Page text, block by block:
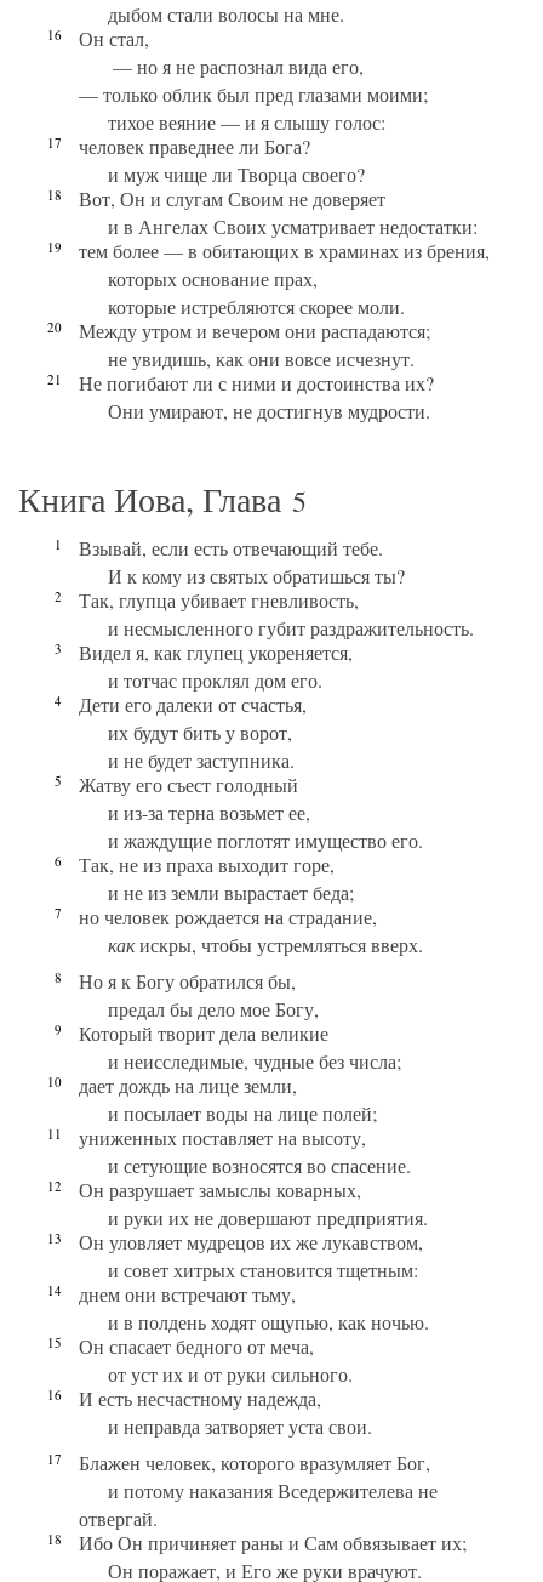
дыбом стали волосы на мне.
16
Он стал,
— но я не распознал вида его,
— только облик был пред глазами моими;
тихое веяние — и я слышу голос:
17
человек праведнее ли Бога?
и муж чище ли Творца своего?
18
Вот, Он и слугам Своим не доверяет
и в Ангелах Своих усматривает недостатки:
19
тем более — в обитающих в храминах из брения,
которых основание прах,
которые истребляются скорее моли.
20
Между утром и вечером они распадаются;
не увидишь, как они вовсе исчезнут.
21
Не погибают ли с ними и достоинства их?
Они умирают, не достигнув мудрости.
Книга Иова, Глава 5
1
Взывай, если есть отвечающий тебе.
И к кому из святых обратишься ты?
2
Так, глупца убивает гневливость,
и несмысленного губит раздражительность.
3
Видел я, как глупец укореняется,
и тотчас проклял дом его.
4
Дети его далеки от счастья,
их будут бить у ворот,
и не будет заступника.
5
Жатву его съест голодный
и из-за терна возьмет ее,
и жаждущие поглотят имущество его.
6
Так, не из праха выходит горе,
и не из земли вырастает беда;
7
но человек рождается на страдание,
какискры, чтобы устремляться вверх.
8
Но я к Богу обратился бы,
предал бы дело мое Богу,
9
Который творит дела великие
и неисследимые, чудные без числа;
10
дает дождь на лице земли,
и посылает воды на лице полей;
11
униженных поставляет на высоту,
и сетующие возносятся во спасение.
12
Он разрушает замыслы коварных,
и руки их не довершают предприятия.
13
Он уловляет мудрецов их же лукавством,
и совет хитрых становится тщетным:
14
днем они встречают тьму,
и в полдень ходят ощупью, как ночью.
15
Он спасает бедного от меча,
от уст их и от руки сильного.
16
И есть несчастному надежда,
и неправда затворяет уста свои.
17
Блажен человек, которого вразумляет Бог,
и потому наказания Вседержителева не
отвергай.
18
Ибо Он причиняет раны и Сам обвязывает их;
Он поражает, и Его же руки врачуют.